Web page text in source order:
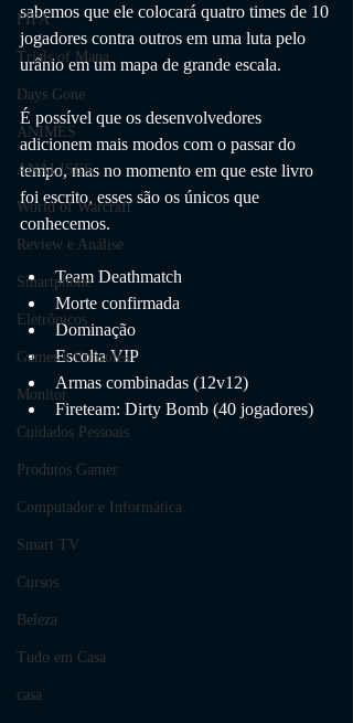
FIFA
Trials of Mana
Days Gone
ANIMES
ANÁLISES
World of Warcraft
Review e Análise
Smartphone
Eletrônicos
Games e Consoles
Monitor
Cuidados Pessoais
Produtos Gamer
Computador e Informática
Smart TV
Cursos
Beleza
Tudo em Casa
casa
sabemos que ele colocará quatro times de 10
jogadores contra outros em uma luta pelo
urânio em um mapa de grande escala.
É possível que os desenvolvedores
adicionem mais modos com o passar do
tempo, mas no momento em que este livro
foi escrito, esses são os únicos que
conhecemos.
Team Deathmatch
Morte confirmada
Dominação
Escolta VIP
Armas combinadas (12v12)
Fireteam: Dirty Bomb (40 jogadores)